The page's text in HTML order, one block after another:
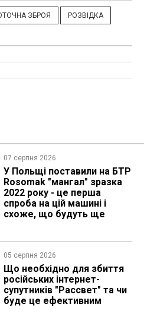
ЗБРОЯ РОЗВІДКА
07 серпня 2026
У Польщі поставили на БТР
Rosomak "мангал" зразка
2022 року - це перша
спроба на цій машині і
схоже, що будуть ще
05 серпня 2026
Що необхідно для збиття
російських інтернет-
супутників "Рассвет" та чи
буде це ефективним